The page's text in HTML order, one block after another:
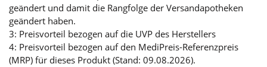
geändert und damit die Rangfolge der Versandapotheken
geändert haben.
3: Preisvorteil bezogen auf die UVP des Herstellers
4: Preisvorteil bezogen auf den MediPreis-Referenzpreis
(MRP) für dieses Produkt (Stand: 09.08.2026).